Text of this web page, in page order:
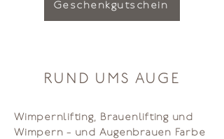
Geschenkgutschein
RUND UMS AUGE
Wimpernlifting, Brauenlifting und
Wimpern - und Augenbrauen Farbe